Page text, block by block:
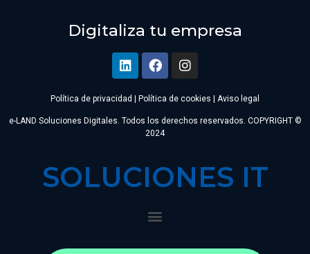
Digitaliza tu empresa
Política de privacidad | Política de cookies | Aviso legal
e-LAND Soluciones Digitales. Todos los derechos reservados. COPYRIGHT ©
2024
SOLUCIONES IT